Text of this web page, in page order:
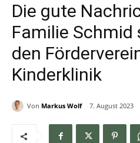
Die gute
Familie Schmid
den
Kinderklinik
Von Markus Wolf 7. August 2023